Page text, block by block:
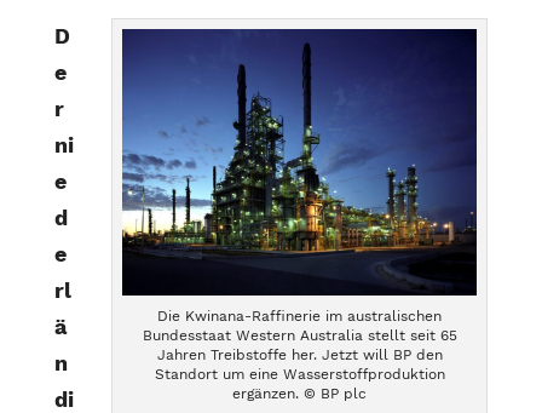
Die Kwinana-Raffinerie im australischen
Bundesstaat Western Australia stellt seit 65
Jahren Treibstoffe her. Jetzt will BP den
Standort um eine Wasserstoffproduktion
ergänzen. © BP plc
D
e
r
ni
e
d
e
rl
ä
n
di